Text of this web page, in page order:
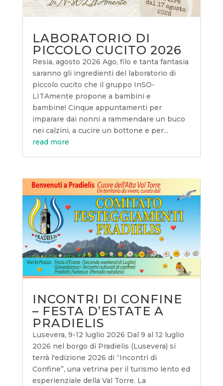
LABORATORIO DI
PICCOLO CUCITO 2026
Resia, agosto 2026 Ago, filo e tanta fantasia
saranno gli ingredienti del laboratorio di
piccolo cucito che il gruppo InSO-
LITAmente propone a bambini e
bambine! Cinque appuntamenti per
imparare dai nonni a rammendare un buco
nei calzini, a cucire un bottone e per...
read more
INCONTRI DI CONFINE
– FESTA D’ESTATE A
PRADIELIS
Lusevera, 9-12 luglio 2026 Dal 9 al 12 luglio
2026 nel borgo di Pradielis (Lusevera) si
terrà l'edizione 2026 di “Incontri di
Confine”, una vetrina per il turismo lento ed
esperienziale della Val Torre. La